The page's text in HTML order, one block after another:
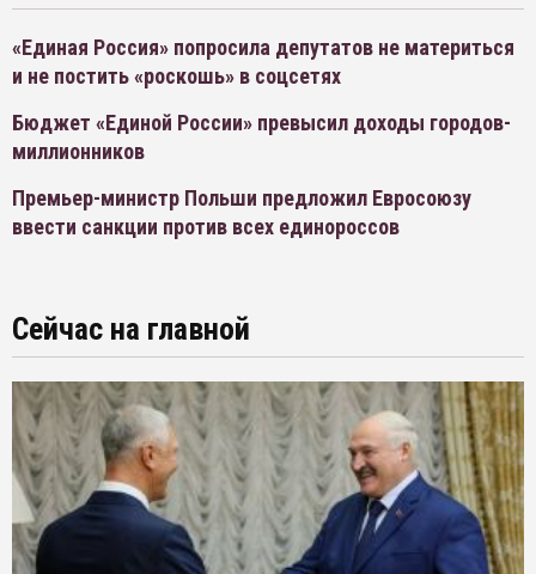
«Единая Россия» попросила депутатов не материться
и не постить «роскошь» в соцсетях
Бюджет «Единой России» превысил доходы городов-
миллионников
Премьер-министр Польши предложил Евросоюзу
ввести санкции против всех единороссов
Сейчас на главной